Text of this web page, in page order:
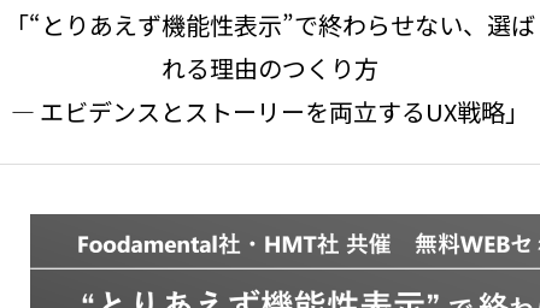
「“とりあえず機能性表示”で終わらせない、選ば
れる理由のつくり方
― エビデンスとストーリーを両立するUX戦略」